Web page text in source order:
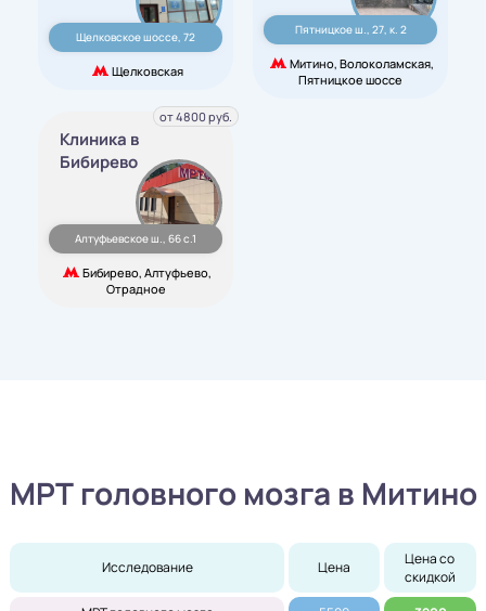
Щелковское шоссе, 72
Щелковская
Пятницкое ш., 27, к. 2
Митино, Волоколамская,
Пятницкое шоссе
Клиника в
Бибирево
Алтуфьевское ш., 66 с.1
Бибирево, Алтуфьево,
Отрадное
от 4800 руб.
МРТ головного мозга в Митино
Исследование Цена
Цена со
скидкой